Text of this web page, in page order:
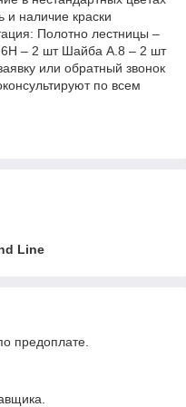
и наличие краски
Полотно лестницы –
– 2 шт Шайба А.8 – 2 шт
или обратный звонок
по всем
Line
предоплате.